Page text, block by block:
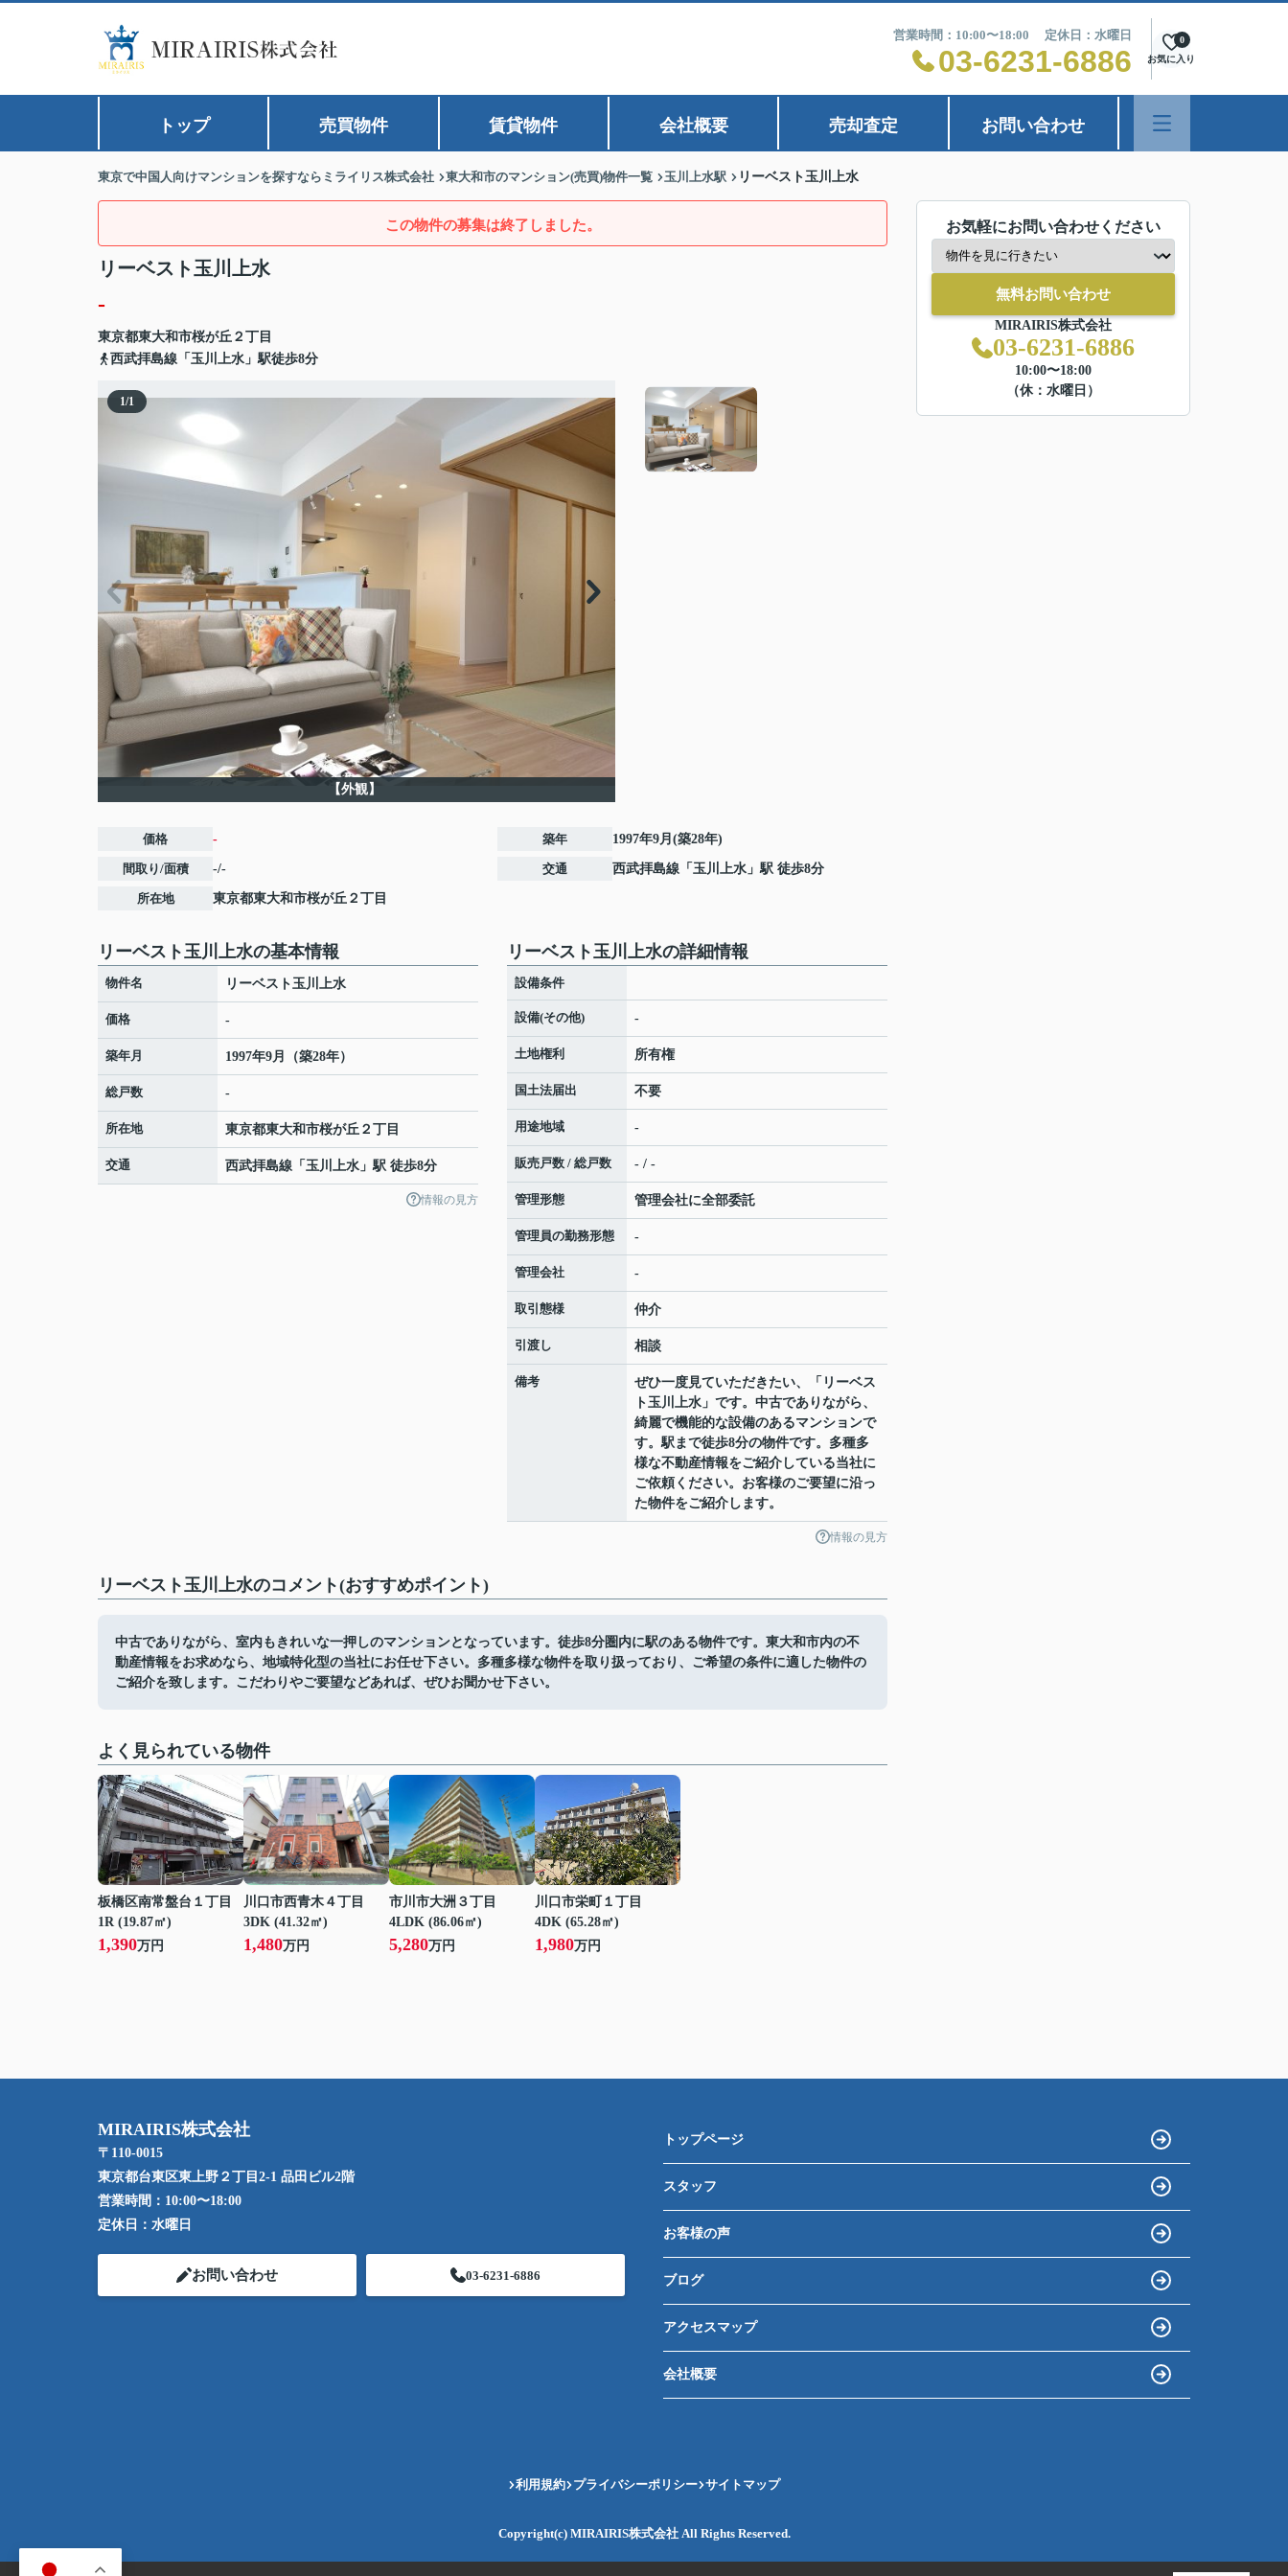
営業時間：10:00〜18:00 定休日：水曜日
03-6231-6886 お気に入り
0
トップ 売買物件 賃貸物件 会社概要 売却査定 お問い合わせ
東京で中国人向けマンションを探すならミライリス株式会社 東大和市のマンション(売買)物件一覧 玉川上水駅 リーベスト玉川上水
この物件の募集は終了しました。
リーベスト玉川上水
-
東京都東大和市桜が丘 ２丁目
西武拝島線「玉川上水」駅徒歩8分
1/1
【外観】
価格 -
間取り/面積 -/-
所在地 東京都東大和市桜が丘 ２丁目
築年 1997年9月(築28年)
交通 西武拝島線 「 玉川上水 」駅 徒歩8分
リーベスト玉川上水の基本情報
物件名 リーベスト玉川上水
価格 -
築年月 1997年9月（築28年）
総戸数 -
所在地 東京都東大和市桜が丘 ２丁目
交通 西武拝島線 「 玉川上水 」駅 徒歩8分
情報の見方
リーベスト玉川上水の詳細情報
設備条件
設備(その他) -
土地権利 所有権
国土法届出 不要
用途地域 -
販売戸数 / 総戸数 - / -
管理形態 管理会社に全部委託
管理員の勤務形態 -
管理会社 -
取引態様 仲介
引渡し 相談
備考
ぜひ一度見ていただきたい、「リーベス
ト玉川上水」です。中古でありながら、
綺麗で機能的な設備のあるマンションで
す。駅まで徒歩8分の物件です。多種多
様な不動産情報をご紹介している当社に
ご依頼ください。お客様のご要望に沿っ
た物件をご紹介します。
情報の見方
リーベスト玉川上水のコメント(おすすめポイント)
中古でありながら、室内もきれいな一押しのマンションとなっています。徒歩8分圏内に駅のある物件です。東大和市内の不
動産情報をお求めなら、地域特化型の当社にお任せ下さい。多種多様な物件を取り扱っており、ご希望の条件に適した物件の
ご紹介を致します。こだわりやご要望などあれば、ぜひお聞かせ下さい。
よく見られている物件
板橋区南常盤台１丁目
1R (19.87㎡)
1,390万円
川口市西青木４丁目
3DK (41.32㎡)
1,480万円
市川市大洲３丁目
4LDK (86.06㎡)
5,280万円
川口市栄町１丁目
4DK (65.28㎡)
1,980万円
お気軽にお問い合わせください
無料お問い合わせ
MIRAIRIS株式会社
03-6231-6886
10:00〜18:00
（休：水曜日）
MIRAIRIS株式会社
〒110-0015
東京都台東区東上野２丁目2-1 品田ビル2階
営業時間： 10:00〜18:00
定休日： 水曜日
お問い合わせ 03-6231-6886
トップページ
スタッフ
お客様の声
ブログ
アクセスマップ
会社概要
利用規約 プライバシーポリシー サイトマップ
Copyright(c) MIRAIRIS株式会社 All Rights Reserved.